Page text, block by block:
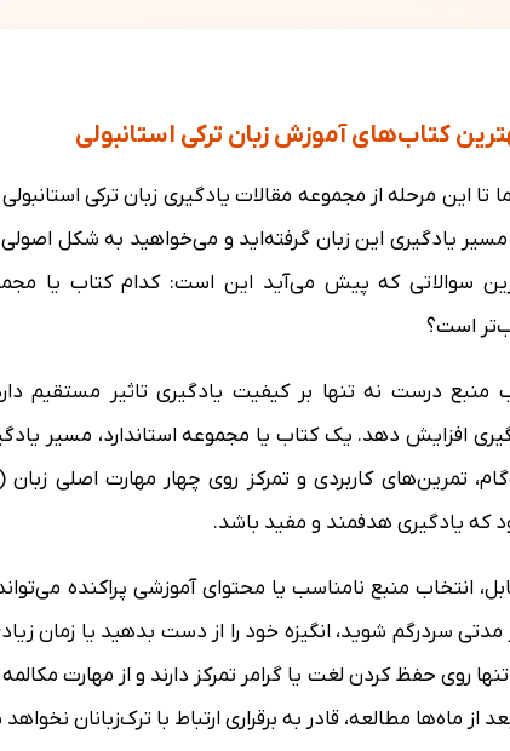
کتاب‌های آموزش زبان ترکی استانبولی
تا این مرحله از مجموعه مقالات یادگیری زبان ترکی
مسیر یادگیری این زبان گرفته‌اید و می‌خواهید به شکل
سوالاتی که پیش می‌آید این است: کدام کتاب یا
است؟
منبع درست نه تنها بر کیفیت یادگیری تاثیر مستقیم
افزایش دهد. یک کتاب یا مجموعه استاندارد، مسیر
تمرین‌های کاربردی و تمرکز روی چهار مهارت اصلی
که یادگیری هدفمند و مفید باشد.
انتخاب منبع نامناسب یا محتوای آموزشی پراکنده
مدتی سردرگم شوید، انگیزه خود را از دست بدهید یا زمان
تنها روی حفظ کردن لغت یا گرامر تمرکز دارند و از مهارت
از ماه‌ها مطالعه، قادر به برقراری ارتباط با ترک‌زبانان نخواهد